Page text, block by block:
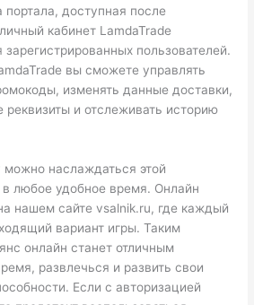
доступная после
кабинет LamdaTrade
пользователей.
вы сможете управлять
изменять данные доставки,
реквизиты и отслеживать историю
можно наслаждаться этой
в любое удобное время. Онлайн
нашем сайте vsalnik.ru, где каждый
вариант игры. Таким
онлайн станет отличным
развлечься и развить свои
Если с авторизацией